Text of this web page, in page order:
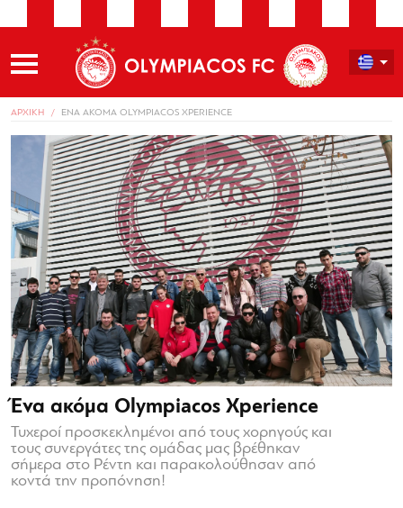
ΑΡΧΙΚΗ ΕΝΑ ΑΚΟΜΑ OLYMPIACOS XPERIENCE
Ένα ακόμα Olympiacos Xperience
Τυχεροί προσκεκλημένοι από τους χορηγούς και
τους συνεργάτες της ομάδας μας βρέθηκαν
σήμερα στο Ρέντη και παρακολούθησαν από
κοντά την προπόνηση!